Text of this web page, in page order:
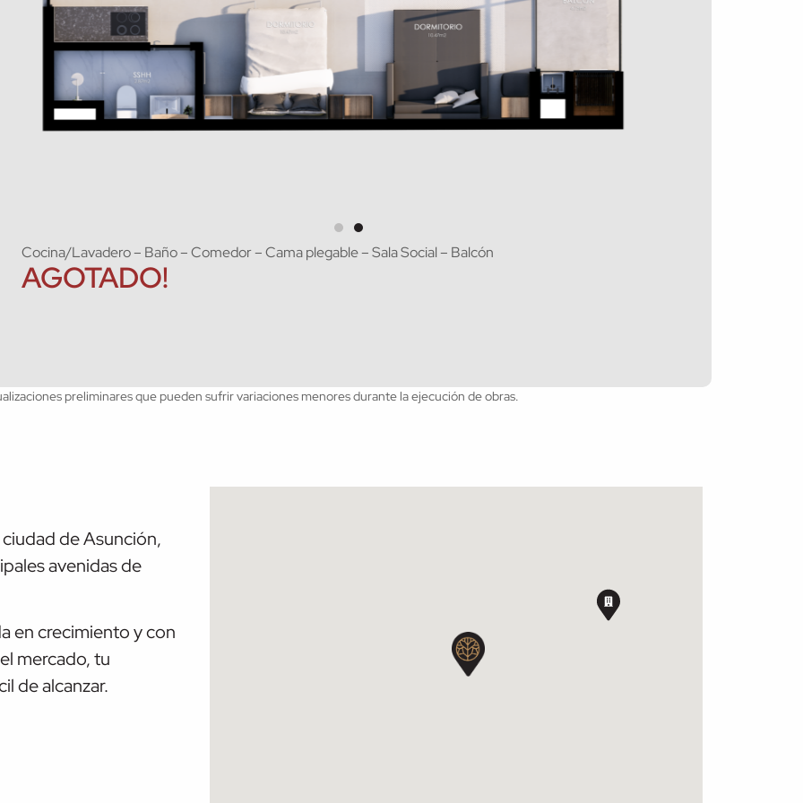
Cocina/Lavadero – Baño – Comedor – Cama plegable – Sala Social – Balcón
AGOTADO!
preliminares que pueden sufrir variaciones menores durante la ejecución de obras.
de Asunción,
avenidas de
en crecimiento y con
mercado, tu
de alcanzar.